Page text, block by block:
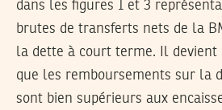
dans les figures 1 et 3
brutes de transferts nets de la
la dette à court terme. Il devient
que les remboursements sur la
sont bien supérieurs aux